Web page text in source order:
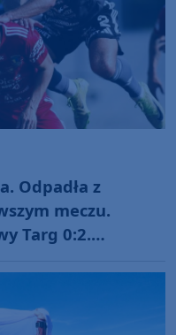
Odpadła z
meczu.
Targ 0:2.